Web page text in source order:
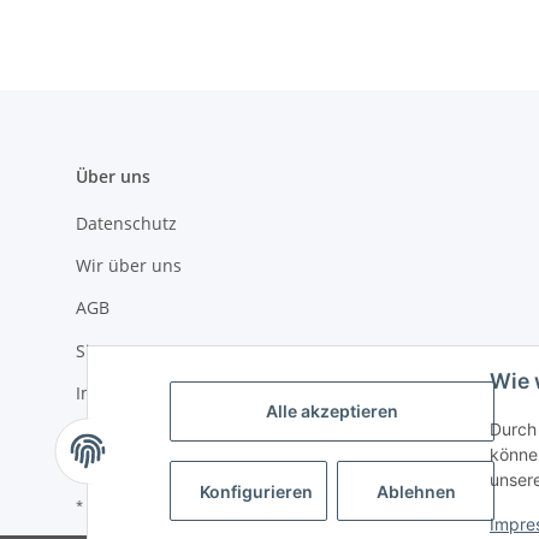
Alle akzeptieren
Konfigurieren Ablehnen
Wie
Über uns
Datenschutz
Wir über uns
AGB
Sitemap
Impressum
Widerrufsrecht
* Alle Preise inkl. gesetzlicher USt., zzgl.